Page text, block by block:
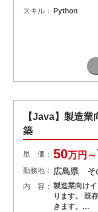
スキル： Python
【Java】製造
築
単 価： 50万円～
勤務地： 広島県 そ
内 容： 製造業向け
ります。 既
きます。…